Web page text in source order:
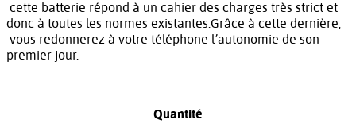
cette batterie répond à un cahier des charges très strict et
donc à toutes les normes existantes.Grâce à cette dernière,
vous redonnerez à votre téléphone l’autonomie de son
premier jour.
Quantité